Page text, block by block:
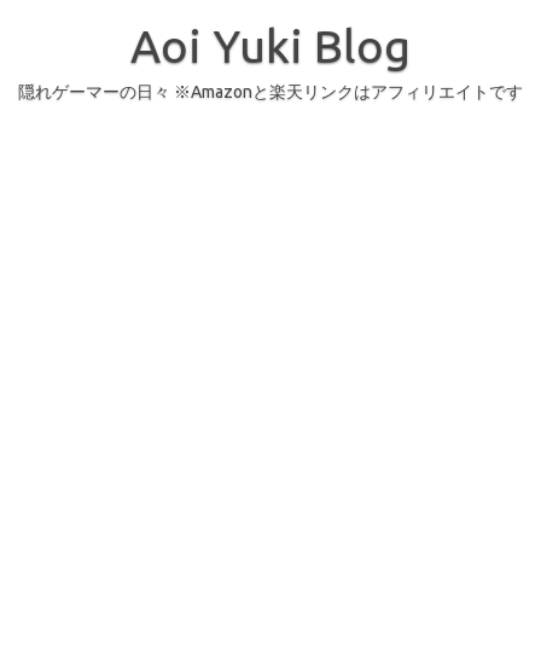
Aoi Yuki Blog
隠れゲーマーの日々 ※Amazonと楽天リンクはアフィリエイトです